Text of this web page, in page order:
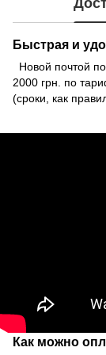
Быстрая и
Новой почтой
2000 грн. по
(сроки, как
Как можно